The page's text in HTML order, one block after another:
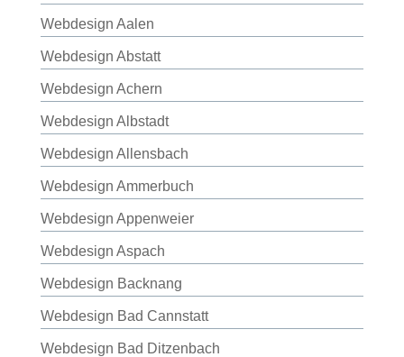
Webdesign Aalen
Webdesign Abstatt
Webdesign Achern
Webdesign Albstadt
Webdesign Allensbach
Webdesign Ammerbuch
Webdesign Appenweier
Webdesign Aspach
Webdesign Backnang
Webdesign Bad Cannstatt
Webdesign Bad Ditzenbach